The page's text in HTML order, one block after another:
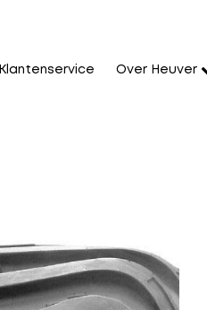
Klantenservice Over Heuver